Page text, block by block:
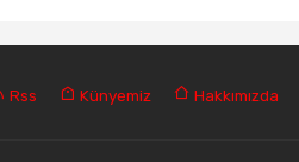
Rss Künyemiz Hakkımızda